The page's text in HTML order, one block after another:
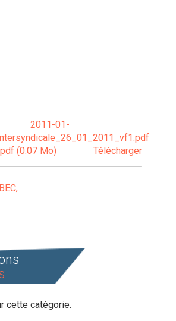
2011-01-
(0.07 Mo)
Télécharger
cette catégorie.